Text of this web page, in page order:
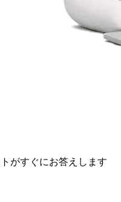
がすぐにお答えします